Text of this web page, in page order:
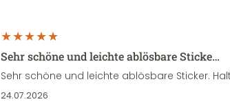
Sehr schöne und leichte ablösbare Sticke…
Sehr schöne und leichte ablösbare Sticker.
24.07.2026